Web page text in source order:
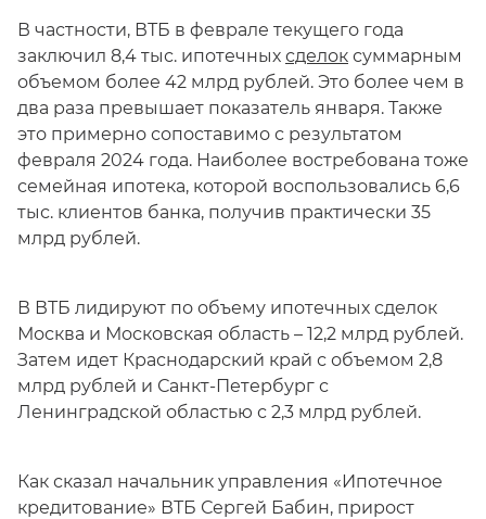
В частности, ВТБ в феврале текущего года
заключил 8,4 тыс. ипотечных сделок суммарным
объемом более 42 млрд рублей. Это более чем в
два раза превышает показатель января. Также
это примерно сопоставимо с результатом
февраля 2024 года. Наиболее востребована тоже
семейная ипотека, которой воспользовались 6,6
тыс. клиентов банка, получив практически 35
млрд рублей.
В ВТБ лидируют по объему ипотечных сделок
Москва и Московская область – 12,2 млрд рублей.
Затем идет Краснодарский край с объемом 2,8
млрд рублей и Санкт-Петербург с
Ленинградской областью с 2,3 млрд рублей.
Как сказал начальник управления «Ипотечное
кредитование» ВТБ Сергей Бабин, прирост